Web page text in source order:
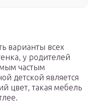
варианты всех
у родителей
частым
детской является
цвет, такая мебель